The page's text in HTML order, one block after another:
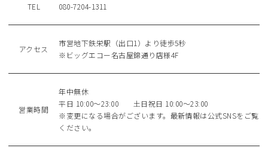
TEL 080-7204-1311
アクセス
市営地下鉄栄駅（出口1）より徒歩5秒
※ビッグエコー名古屋錦通り店様4F
営業時間
年中無休
平日 10:00〜23:00 土日祝日 10:00〜23:00
※変更になる場合がございます。最新情報は公式SNSをご覧
ください。